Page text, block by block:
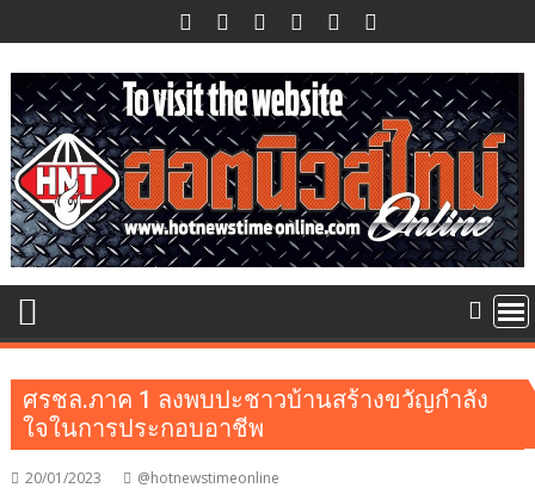
to
content
ศรชล.ภาค 1 ลงพบปะชาวบ้านสร้างขวัญกำลัง
ใจในการประกอบอาชีพ
20/01/2023 @hotnewstimeonline